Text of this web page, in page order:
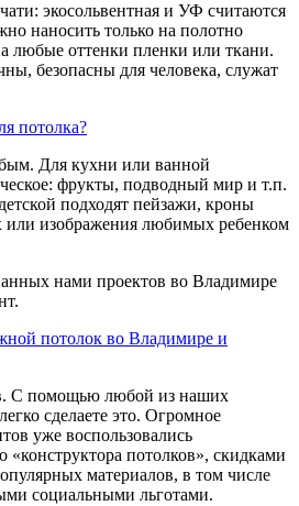
экосольвентная и УФ считаются
наносить только на полотно
любые оттенки пленки или ткани.
безопасны для человека, служат
потолка?
Для кухни или ванной
фрукты, подводный мир и т.п.
подходят пейзажи, кроны
или изображения любимых ребенком
нами проектов во Владимире
потолок во Владимире и
С помощью любой из наших
сделаете это. Огромное
уже воспользовались
«конструктора потолков», скидками
материалов, в том числе
социальными льготами.